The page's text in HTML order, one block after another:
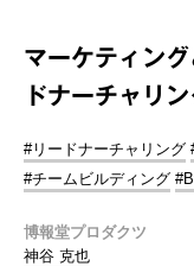
マーケティン
ドナーチャリン
#リードナーチャリング
#チームビルディング
博報堂プロダクツ
神谷 克也